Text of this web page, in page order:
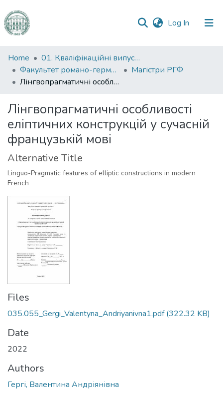
Log In (current)
Communities
&
Collections
Statistics
Home
01. Кваліфікаційні випускні роботи здобувачів вищої освіти
Факультет романо-германської філології
Магістри РГФ
Лінгвопрагматичні особливості еліптичних конструкцій у сучасній французькій мові
Лінгвопрагматичні особливості
еліптичних конструкцій у сучасній
французькій мові
Alternative Title
Linguo-Pragmatic features of elliptic constructions in modern
French
Files
035.055_Gergi_Valentyna_Andriyanivna1.pdf(322.32 KB)
Date
2022
Authors
Гергі, Валентина Андріянівна